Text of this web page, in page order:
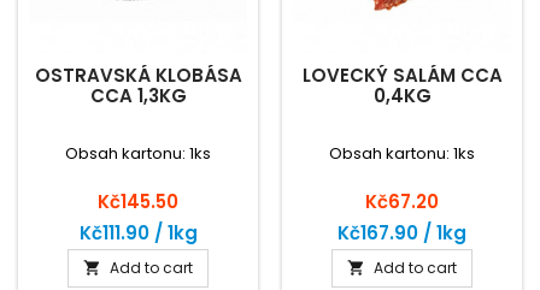
OSTRAVSKÁ KLOBÁSA
CCA 1,3KG
Obsah kartonu: 1ks
Price
Kč145.50
Kč111.90 / 1kg
 Add to cart
LOVECKÝ SALÁM CCA
0,4KG
Obsah kartonu: 1ks
Price
Kč67.20
Kč167.90 / 1kg
 Add to cart